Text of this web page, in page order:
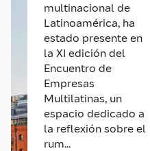
multinacional de
Latinoamérica, ha
estado presente en
la XI edición del
Encuentro de
Empresas
Multilatinas, un
espacio dedicado a
la reflexión sobre el
rum...